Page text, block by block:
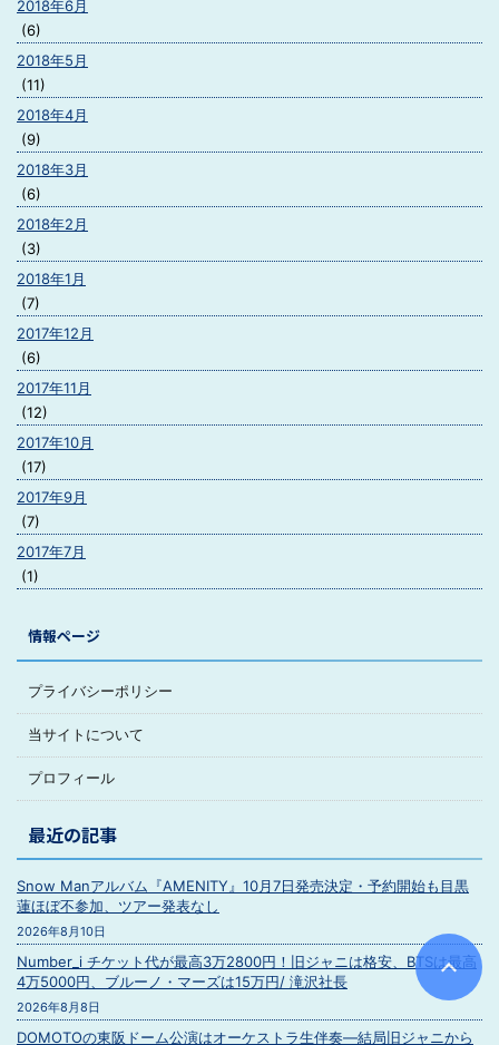
2018年6月
(6)
2018年5月
(11)
2018年4月
(9)
2018年3月
(6)
2018年2月
(3)
2018年1月
(7)
2017年12月
(6)
2017年11月
(12)
2017年10月
(17)
2017年9月
(7)
2017年7月
(1)
情報ページ
プライバシーポリシー
当サイトについて
プロフィール
最近の記事
Snow Manアルバム『AMENITY』10月7日発売決定・予約開始も目黒
蓮ほぼ不参加、ツアー発表なし
2026年8月10日
Number_i チケット代が最高3万2800円！旧ジャニは格安、BTSは最高
4万5000円、ブルーノ・マーズは15万円/ 滝沢社長
2026年8月8日
DOMOTOの東阪ドーム公演はオーケストラ生伴奏―結局旧ジャニから